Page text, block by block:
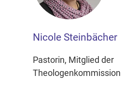
Nicole Steinbächer
Pastorin, Mitglied der
Theologenkommission